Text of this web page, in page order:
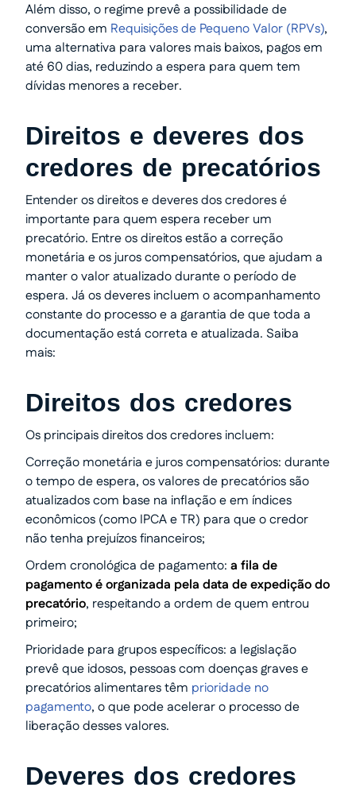
Além disso, o regime prevê a possibilidade de
conversão em Requisições de Pequeno Valor (RPVs),
uma alternativa para valores mais baixos, pagos em
até 60 dias, reduzindo a espera para quem tem
dívidas menores a receber.
Direitos e deveres dos
credores de precatórios
Entender os direitos e deveres dos credores é
importante para quem espera receber um
precatório. Entre os direitos estão a correção
monetária e os juros compensatórios, que ajudam a
manter o valor atualizado durante o período de
espera. Já os deveres incluem o acompanhamento
constante do processo e a garantia de que toda a
documentação está correta e atualizada. Saiba
mais:
Direitos dos credores
Os principais direitos dos credores incluem:
Correção monetária e juros compensatórios: durante
o tempo de espera, os valores de precatórios são
atualizados com base na inflação e em índices
econômicos (como IPCA e TR) para que o credor
não tenha prejuízos financeiros;
Ordem cronológica de pagamento: a fila de
pagamento é organizada pela data de expedição do
precatório, respeitando a ordem de quem entrou
primeiro;
Prioridade para grupos específicos: a legislação
prevê que idosos, pessoas com doenças graves e
precatórios alimentares têm prioridade no
pagamento, o que pode acelerar o processo de
liberação desses valores.
Deveres dos credores